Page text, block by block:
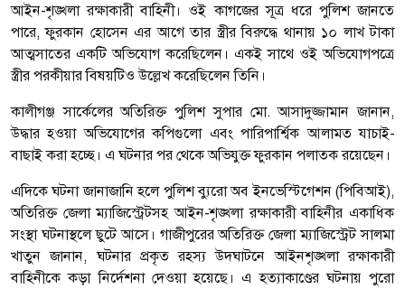
আইন-শৃঙ্খলা রক্ষাকারী বাহিনী। ওই কাগজের সূত্র ধরে পুলিশ জানতে
পারে, ফুরকান হোসেন এর আগে তার স্ত্রীর বিরুদ্ধে থানায় ১০ লাখ টাকা
আত্মসাতের একটি অভিযোগ করেছিলেন। একই সাথে ওই অভিযোগপত্রে
স্ত্রীর পরকীয়ার বিষয়টিও উল্লেখ করেছিলেন তিনি।
কালীগঞ্জ সার্কেলের অতিরিক্ত পুলিশ সুপার মো. আসাদুজ্জামান জানান,
উদ্ধার হওয়া অভিযোগের কপিগুলো এবং পারিপার্শ্বিক আলামত যাচাই-
বাছাই করা হচ্ছে। এ ঘটনার পর থেকে অভিযুক্ত ফুরকান পলাতক রয়েছেন।
এদিকে ঘটনা জানাজানি হলে পুলিশ ব্যুরো অব ইনভেস্টিগেশন (পিবিআই),
অতিরিক্ত জেলা ম্যাজিস্ট্রেটসহ আইন-শৃঙ্খলা রক্ষাকারী বাহিনীর একাধিক
সংস্থা ঘটনাস্থলে ছুটে আসে। গাজীপুরের অতিরিক্ত জেলা ম্যাজিস্ট্রেট সালমা
খাতুন জানান, ঘটনার প্রকৃত রহস্য উদঘাটনে আইনশৃঙ্খলা রক্ষাকারী
বাহিনীকে কড়া নির্দেশনা দেওয়া হয়েছে। এ হত্যাকাণ্ডের ঘটনায় পুরো